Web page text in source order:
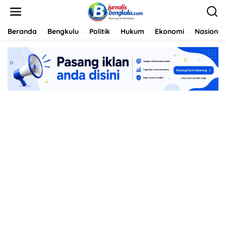
Beranda Bengkulu Politik Hukum Ekonomi Nasional